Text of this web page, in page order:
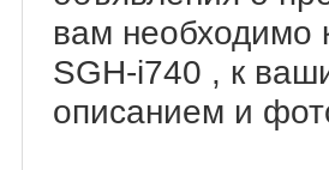
вам необходимо
SGH-i740 , к
описанием и